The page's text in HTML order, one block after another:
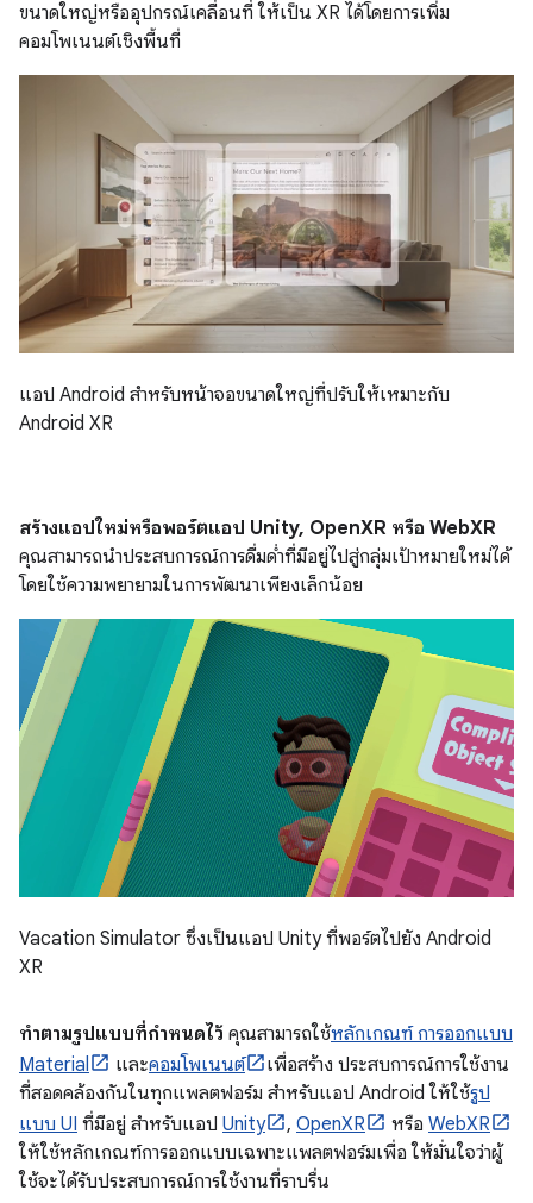
ขนาดใหญ่หรืออุปกรณ์เคลื่อนที่ ให้เป็น XR ได้โดยการเพิ่ม
คอมโพเนนต์เชิงพื้นที่
แอป Android สำหรับหน้าจอขนาดใหญ่ที่ปรับให้เหมาะกับ
Android XR
สร้างแอปใหม่หรือพอร์ตแอป Unity, OpenXR หรือ WebXR
คุณสามารถนำประสบการณ์การดื่มด่ำที่มีอยู่ไปสู่กลุ่มเป้าหมายใหม่ได้
โดยใช้ความพยายามในการพัฒนาเพียงเล็กน้อย
Vacation Simulator ซึ่งเป็นแอป Unity ที่พอร์ตไปยัง Android
XR
ทำตามรูปแบบที่กำหนดไว้ คุณสามารถใช้หลักเกณฑ์ การออกแบบ
Material
และคอมโพเนนต์
เพื่อสร้าง ประสบการณ์การใช้งาน
ที่สอดคล้องกันในทุกแพลตฟอร์ม สำหรับแอป Android ให้ใช้รูป
แบบ UI ที่มีอยู่ สำหรับแอป Unity , OpenXR หรือ WebXR
ให้ใช้หลักเกณฑ์การออกแบบเฉพาะแพลตฟอร์มเพื่อ ให้มั่นใจว่าผู้
ใช้จะได้รับประสบการณ์การใช้งานที่ราบรื่น